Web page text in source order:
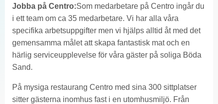
Jobba på Centro:Som medarbetare på Centro ingår du
i ett team om ca 35 medarbetare. Vi har alla våra
specifika arbetsuppgifter men vi hjälps alltid åt med det
gemensamma målet att skapa fantastisk mat och en
härlig serviceupplevelse för våra gäster på soliga Böda
Sand.
På mysiga restaurang Centro med sina 300 sittplatser
sitter gästerna inomhus fast i en utomhusmiljö. Från